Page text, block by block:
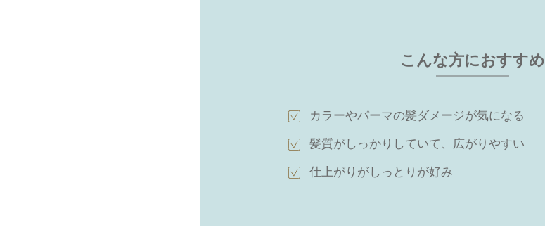
こんな方におすすめ
カラーやパーマの髪ダメージが気になる
髪質がしっかりしていて、広がりやすい
仕上がりがしっとりが好み